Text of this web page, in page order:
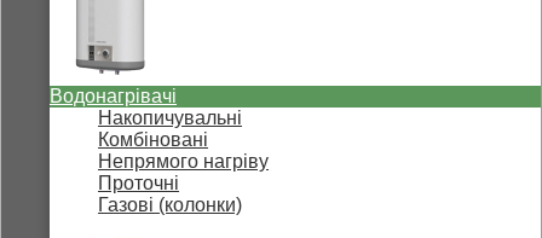
Водонагрівачі
Накопичувальні
Комбіновані
Непрямого нагріву
Проточні
Газові (колонки)